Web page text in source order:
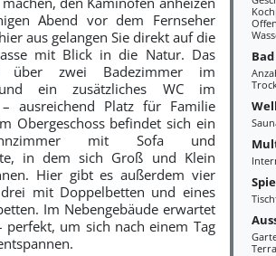
Bad
Abend vor dem Fernseher
aus gelangen Sie direkt auf die
mit Blick in die Natur. Das
über zwei Badezimmer im
und ein zusätzliches WC im
– ausreichend Platz für Familie
Obergeschoss befindet sich ein
mit Sofa und
in dem sich Groß und Klein
Hier gibt es außerdem vier
mit Doppelbetten und eines
Im Nebengebäude erwartet
perfekt, um sich nach einem Tag